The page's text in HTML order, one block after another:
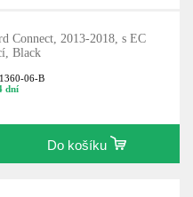
Connect, 2013-2018, s EC
Black
06-B
dní
Do košíku